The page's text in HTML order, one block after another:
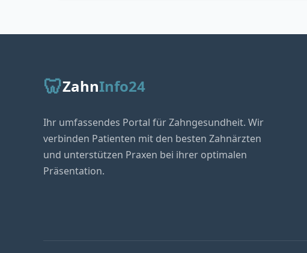
🦷ZahnInfo24
Ihr umfassendes Portal für Zahngesundheit. Wir
verbinden Patienten mit den besten Zahnärzten
und unterstützen Praxen bei ihrer optimalen
Präsentation.